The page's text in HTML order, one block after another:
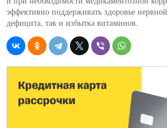
эффективно поддерживать здоровье
дефицита, так и избытка витаминов.